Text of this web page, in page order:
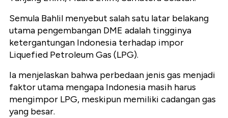
Semula Bahlil menyebut salah satu latar belakang
utama pengembangan DME adalah tingginya
ketergantungan Indonesia terhadap impor
Liquefied Petroleum Gas (LPG).
Ia menjelaskan bahwa perbedaan jenis gas menjadi
faktor utama mengapa Indonesia masih harus
mengimpor LPG, meskipun memiliki cadangan gas
yang besar.